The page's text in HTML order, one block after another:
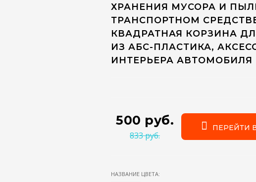
ХРАНЕНИЯ МУСОРА И
ТРАНСПОРТНОМ
КВАДРАТНАЯ КОРЗИНА
ИЗ АБС-ПЛАСТИКА,
ИНТЕРЬЕРА АВТОМОБИЛЯ
500 руб.
833 руб.
ПЕРЕЙТИ
НАЗВАНИЕ ЦВЕТА: